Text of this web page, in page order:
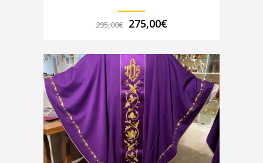
295,00€
Il
era:
295,00€.
275,00€Il
è:
275,00€.